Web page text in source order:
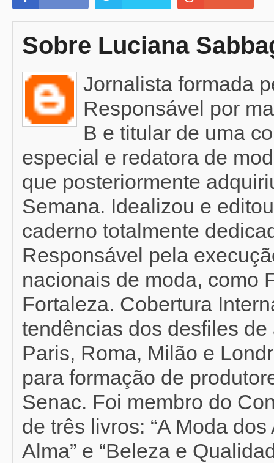
Sobre Luciana
Jornalista formada
Responsável por
B e titular de uma
especial e redatora de
que posteriormente
Semana. Idealizou e
caderno totalmente
Responsável pela
nacionais de moda, como
Fortaleza. Cobertura
tendências dos desfiles
Paris, Roma, Milão e
para formação de
Senac. Foi membro do
de três livros: “A Moda
Alma” e “Beleza e